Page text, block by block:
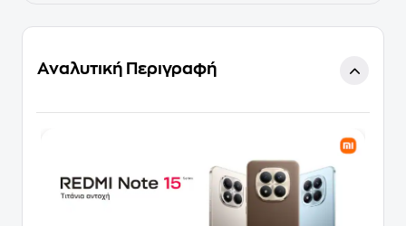
Αναλυτική Περιγραφή